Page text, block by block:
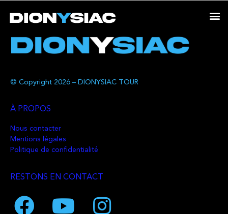
© Copyright 2026 – DIONYSIAC TOUR
À PROPOS
Nous contacter
Mentions légales
Politique de confidentialité
RESTONS EN CONTACT